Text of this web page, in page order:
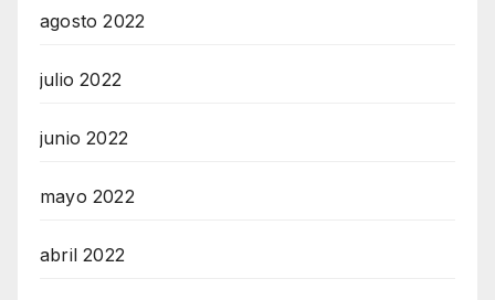
agosto 2022
julio 2022
junio 2022
mayo 2022
abril 2022